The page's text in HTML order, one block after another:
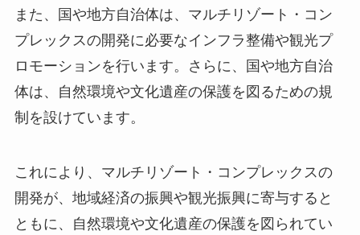
また、国や地方自治体は、マルチリゾート・コン
プレックスの開発に必要なインフラ整備や観光プ
ロモーションを行います。さらに、国や地方自治
体は、自然環境や文化遺産の保護を図るための規
制を設けています。
これにより、 マルチリゾート・コンプレックスの
開発が、地域経済の振興や観光振興に寄与すると
ともに、自然環境や文化遺産の保護を図られてい